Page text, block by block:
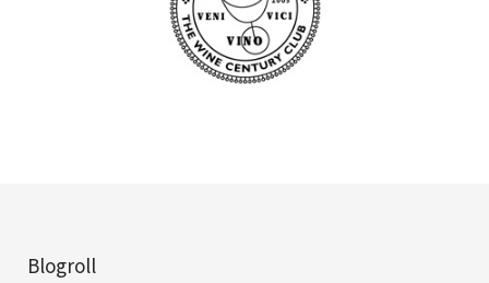
Blogroll